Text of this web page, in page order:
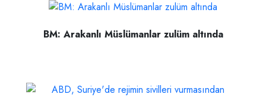
BM: Arakanlı Müslümanlar zulüm altında